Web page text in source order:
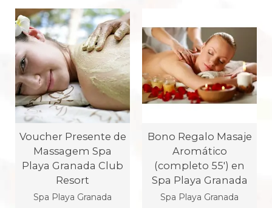
Voucher Presente de
Massagem Spa
Playa Granada Club
Resort
Spa Playa Granada
Bono Regalo Masaje
Aromático
(completo 55') en
Spa Playa Granada
Spa Playa Granada